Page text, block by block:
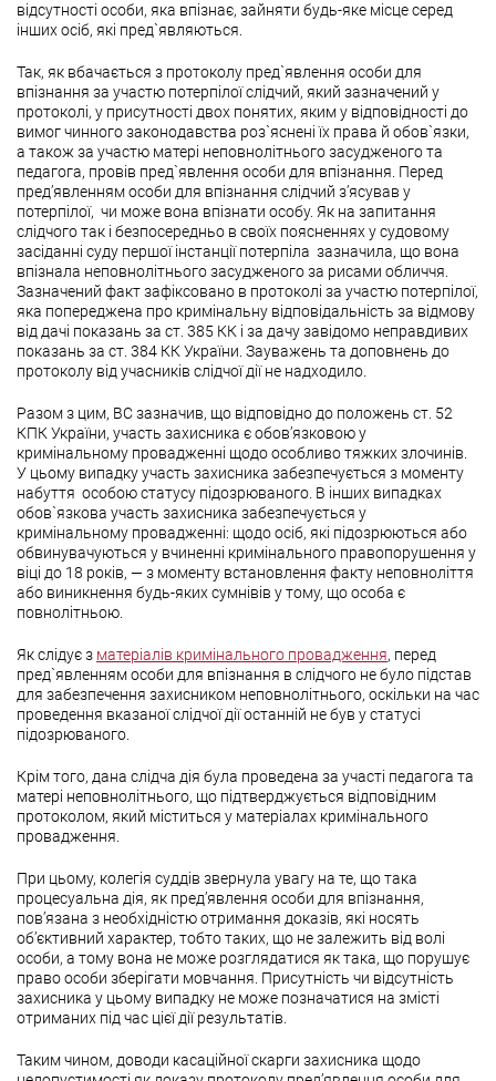
відсутності особи, яка впізнає, зайняти будь-яке місце серед
інших осіб, які пред`являються.
Так, як вбачається з протоколу пред`явлення особи для
впізнання за участю потерпілої слідчий, який зазначений у
протоколі, у присутності двох понятих, яким у відповідності до
вимог чинного законодавства роз`яснені їх права й обов`язки,
а також за участю матері неповнолітнього засудженого та
педагога, провів пред`явлення особи для впізнання. Перед
пред’явленням особи для впізнання слідчий з’ясував у
потерпілої, чи може вона впізнати особу. Як на запитання
слідчого так і безпосередньо в своїх поясненнях у судовому
засіданні суду першої інстанції потерпіла зазначила, що вона
впізнала неповнолітнього засудженого за рисами обличчя.
Зазначений факт зафіксовано в протоколі за участю потерпілої,
яка попереджена про кримінальну відповідальність за відмову
від дачі показань за ст. 385 КК і за дачу завідомо неправдивих
показань за ст. 384 КК України. Зауважень та доповнень до
протоколу від учасників слідчої дії не надходило.
Разом з цим, ВС зазначив, що відповідно до положень ст. 52
КПК України, участь захисника є обов’язковою у
кримінальному провадженні щодо особливо тяжких злочинів.
У цьому випадку участь захисника забезпечується з моменту
набуття особою статусу підозрюваного. В інших випадках
обов`язкова участь захисника забезпечується у
кримінальному провадженні: щодо осіб, які підозрюються або
обвинувачуються у вчиненні кримінального правопорушення у
віці до 18 років, — з моменту встановлення факту неповноліття
або виникнення будь-яких сумнівів у тому, що особа є
повнолітньою.
Як слідує з матеріалів кримінального провадження, перед
пред`явленням особи для впізнання в слідчого не було підстав
для забезпечення захисником неповнолітнього, оскільки на час
проведення вказаної слідчої дії останній не був у статусі
підозрюваного.
Крім того, дана слідча дія була проведена за участі педагога та
матері неповнолітнього, що підтверджується відповідним
протоколом, який міститься у матеріалах кримінального
провадження.
При цьому, колегія суддів звернула увагу на те, що така
процесуальна дія, як пред’явлення особи для впізнання,
пов’язана з необхідністю отримання доказів, які носять
об’єктивний характер, тобто таких, що не залежить від волі
особи, а тому вона не може розглядатися як така, що порушує
право особи зберігати мовчання. Присутність чи відсутність
захисника у цьому випадку не може позначатися на змісті
отриманих під час цієї дії результатів.
Таким чином, доводи касаційної скарги захисника щодо